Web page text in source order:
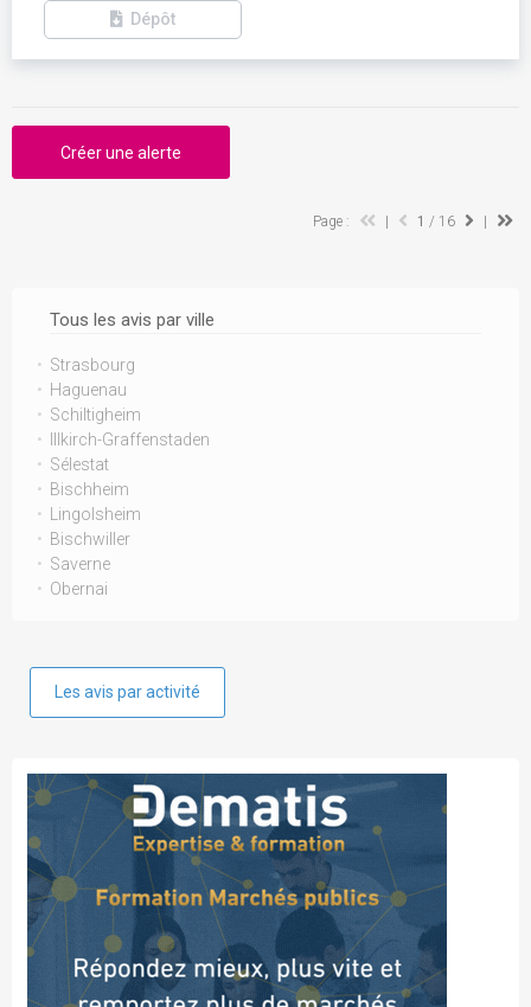
Tous les avis par ville
Strasbourg
Haguenau
Schiltigheim
Illkirch-Graffenstaden
Sélestat
Bischheim
Lingolsheim
Bischwiller
Saverne
Obernai
Les avis par activité
Dépôt
Créer une alerte
Page : 1 / 16